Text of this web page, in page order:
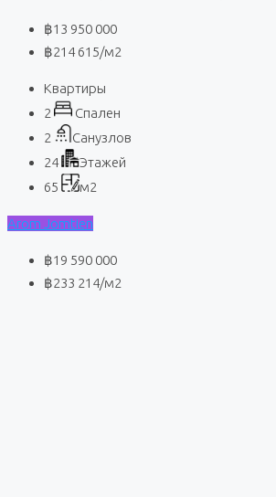
฿13 950 000
฿214 615/м2
Квартиры
2
Спален
2
Санузлов
24
Этажей
65
м2
Arom Jomtien
฿19 590 000
฿233 214/м2